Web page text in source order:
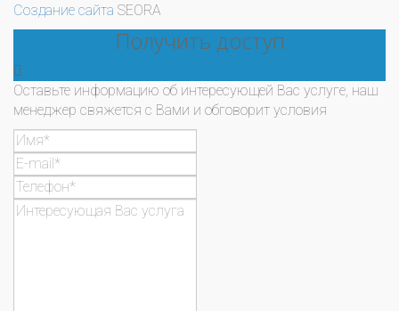
Создание сайта SEORA
Получить доступ
Оставьте информацию об интересующей Вас услуге, наш
менеджер свяжется с Вами и обговорит условия